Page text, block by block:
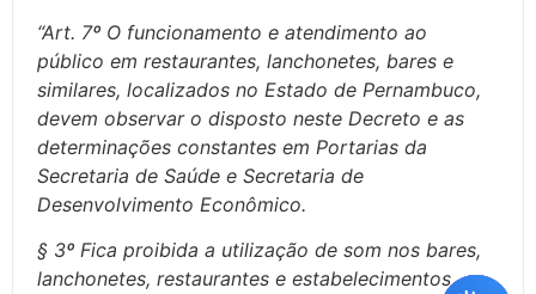
“Art. 7º O funcionamento e atendimento ao
público em restaurantes, lanchonetes, bares e
similares, localizados no Estado de Pernambuco,
devem observar o disposto neste Decreto e as
determinações constantes em Portarias da
Secretaria de Saúde e Secretaria de
Desenvolvimento Econômico.
§ 3º Fica proibida a utilização de som nos bares,
lanchonetes, restaurantes e estabelecimentos